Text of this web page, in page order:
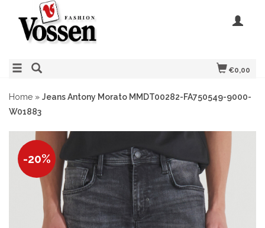
€0,00
Home » Jeans Antony Morato MMDT00282-FA750549-9000-
W01883
-20%